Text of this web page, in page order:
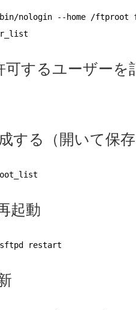
nologin --home /ftproot
可するユーザーを
する（開いて保
起動
restart